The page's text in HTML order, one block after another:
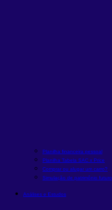
Planilha financeira pessoal
Planilha Tabela SAC x Price
Comprar ou alugar um carro?
Simulação de patrimônio futuro
Análises e Estudos